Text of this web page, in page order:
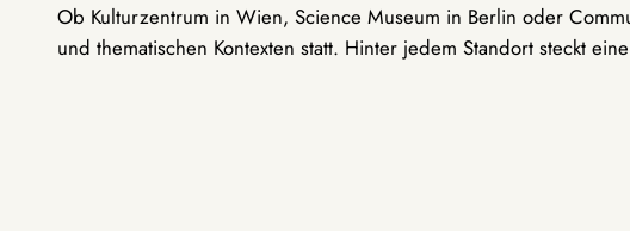
Ob Kulturzentrum in Wien, Science Museum in Berlin oder
und thematischen Kontexten statt. Hinter jedem Standort steckt